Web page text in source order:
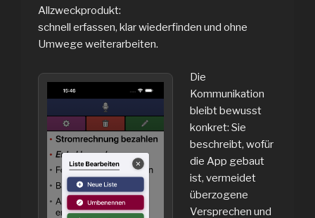
Allzweckprodukt:
schnell erfassen, klar wiederfinden und ohne
Umwege weiterarbeiten.
Die
Kommunikation
bleibt bewusst
konkret: Sie
beschreibt, wofür
die App gebaut
ist, vermeidet
überzogene
Versprechen und